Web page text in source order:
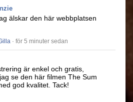
älskar den här webbplatsen
· för 5 minuter sedan
är enkel och gratis,
se den här filmen The Sum
god kvalitet. Tack!